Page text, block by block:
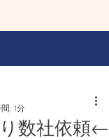
り数社依頼←
: 1分